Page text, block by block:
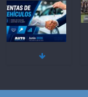
Mercado